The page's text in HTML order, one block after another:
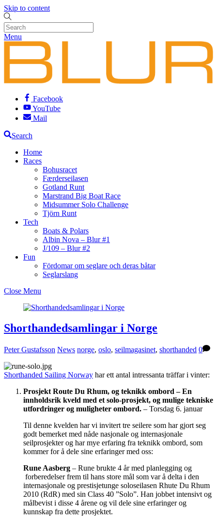
Skip to content
Menu
Facebook
YouTube
Mail
Search
Home
Races
Bohusracet
Færderseilasen
Gotland Runt
Marstrand Big Boat Race
Midsummer Solo Challenge
Tjörn Runt
Tech
Boats & Polars
Albin Nova – Blur #1
J/109 – Blur #2
Fun
Fördomar om seglare och deras båtar
Seglarslang
Close Menu
Shorthandedsamlingar i Norge
Peter Gustafsson News norge, oslo, seilmagasinet, shorthanded 0
Shorthanded Sailing Norway har ett antal intressanta träffar i vinter:
Prosjekt Route Du Rhum, og teknikk ombord – En
innholdsrik kveld med et solo-prosjekt, og mulige tekniske
utfordringer og muligheter ombord. – Torsdag 6. januar
Til denne kvelden har vi invitert tre seilere som har gjort seg
godt bemerket med nåde nasjonale og internasjonale
seilprosjekter og har mye erfaring fra teknikk ombord, som
kommer for å dele sine erfaringer med oss:
Rune Aasberg – Rune brukte 4 år med planlegging og
forberedelser frem til hans store mål som var å delta i den
internasjonale og prestisjetunge soloseilasen Rhute Du Rhum
2010 (RdR) med sin Class 40 ”Solo”. Han jobbet intensivt og
målbevist i disse 4 årene og vil dele sine erfaringer og
kunnskap fra dette prosjektet.